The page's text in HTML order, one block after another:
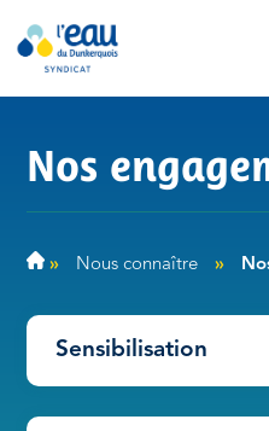
Nos
» Nous connaître »
Sensibilisation